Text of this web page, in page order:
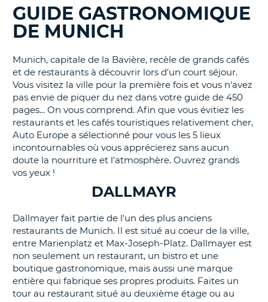
RECHERCHER
DES
BLOGS......
GUIDE GASTRONOMIQUE
DE MUNICH
Munich, capitale de la Bavière, recèle de grands cafés
et de restaurants à découvrir lors d'un court séjour.
Vous visitez la ville pour la première fois et vous n'avez
pas envie de piquer du nez dans votre guide de 450
pages... On vous comprend. Afin que vous évitiez les
restaurants et les cafés touristiques relativement cher,
Auto Europe a sélectionné pour vous les 5 lieux
incontournables où vous apprécierez sans aucun
doute la nourriture et l'atmosphère. Ouvrez grands
vos yeux !
DALLMAYR
Dallmayer fait partie de l'un des plus anciens
restaurants de Munich. Il est situé au coeur de la ville,
entre Marienplatz et Max-Joseph-Platz. Dallmayer est
non seulement un restaurant, un bistro et une
boutique gastronomique, mais aussi une marque
entière qui fabrique ses propres produits. Faites un
tour au restaurant situé au deuxième étage ou au